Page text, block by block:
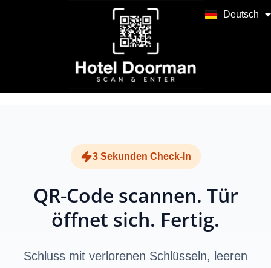
Deutsch
العربية
3 Sekunden Check-In
QR-Code scannen. Tür
öffnet sich. Fertig.
Schluss mit verlorenen Schlüsseln, leeren